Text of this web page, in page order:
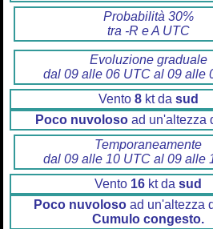
Probabilità 30%
tra -R e A UTC
Evoluzione graduale
dal 09 alle 06 UTC al 09 alle
Vento 8kt da sud
Poco nuvolosoad un'altezza
Temporaneamente
dal 09 alle 10 UTC al 09 alle
Vento 16 kt da sud
Poco nuvolosoad un'altezza
Cumulo congesto.